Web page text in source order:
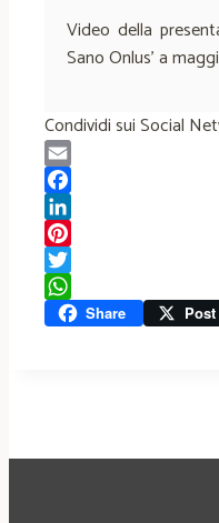
Video della
Sano Onlus’ a
Condividi sui Social
Email
Facebook
LinkedIn
Pinterest
Twitter
WhatsApp
Share Post